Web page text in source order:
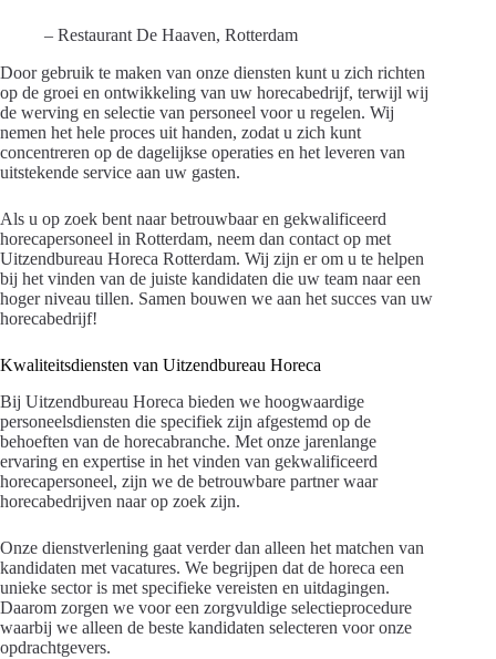
– Restaurant De Haaven, Rotterdam
Door gebruik te maken van onze diensten kunt u zich richten
op de groei en ontwikkeling van uw horecabedrijf, terwijl wij
de werving en selectie van personeel voor u regelen. Wij
nemen het hele proces uit handen, zodat u zich kunt
concentreren op de dagelijkse operaties en het leveren van
uitstekende service aan uw gasten.
Als u op zoek bent naar betrouwbaar en gekwalificeerd
horecapersoneel in Rotterdam, neem dan contact op met
Uitzendbureau Horeca Rotterdam. Wij zijn er om u te helpen
bij het vinden van de juiste kandidaten die uw team naar een
hoger niveau tillen. Samen bouwen we aan het succes van uw
horecabedrijf!
Kwaliteitsdiensten van Uitzendbureau Horeca
Bij Uitzendbureau Horeca bieden we hoogwaardige
personeelsdiensten die specifiek zijn afgestemd op de
behoeften van de horecabranche. Met onze jarenlange
ervaring en expertise in het vinden van gekwalificeerd
horecapersoneel, zijn we de betrouwbare partner waar
horecabedrijven naar op zoek zijn.
Onze dienstverlening gaat verder dan alleen het matchen van
kandidaten met vacatures. We begrijpen dat de horeca een
unieke sector is met specifieke vereisten en uitdagingen.
Daarom zorgen we voor een zorgvuldige selectieprocedure
waarbij we alleen de beste kandidaten selecteren voor onze
opdrachtgevers.